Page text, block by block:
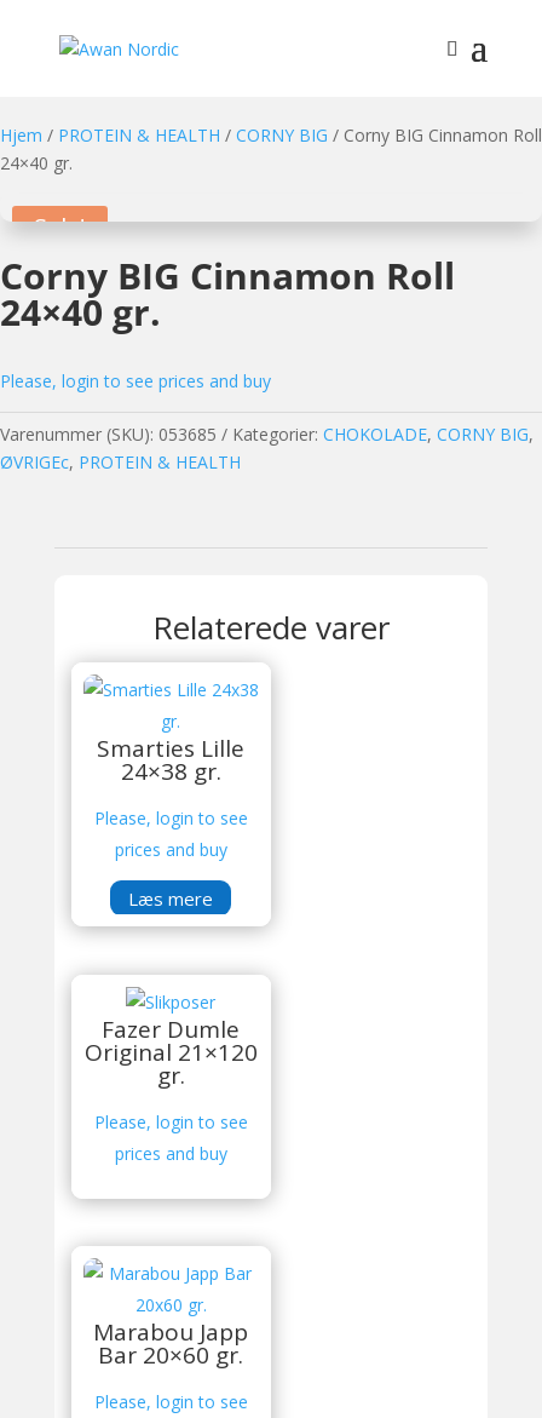
Hjem / PROTEIN & HEALTH / CORNY BIG / Corny BIG Cinnamon Roll
24×40 gr.
Sale!
Corny BIG Cinnamon Roll
24×40 gr.
Please, login to see prices and buy
Varenummer (SKU): 053685 Kategorier: CHOKOLADE, CORNY BIG,
ØVRIGEc, PROTEIN & HEALTH
Relaterede varer
Smarties Lille
24×38 gr.
Please, login to see
prices and buy
Læs mere
Fazer Dumle
Original 21×120
gr.
Please, login to see
prices and buy
Marabou Japp
Bar 20×60 gr.
Please, login to see